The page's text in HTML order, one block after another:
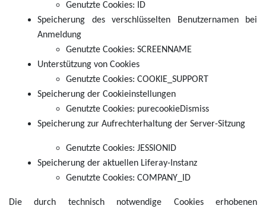
Genutzte Cookies: ID
Speicherung des verschlüsselten Benutzernamen bei
Anmeldung
Genutzte Cookies: SCREENNAME
Unterstützung von Cookies
Genutzte Cookies: COOKIE_SUPPORT
Speicherung der Cookieinstellungen
Genutzte Cookies: purecookieDismiss
Speicherung zur Aufrechterhaltung der Server-Sitzung
Genutzte Cookies: JESSIONID
Speicherung der aktuellen Liferay-Instanz
Genutzte Cookies: COMPANY_ID
Die durch technisch notwendige Cookies erhobenen